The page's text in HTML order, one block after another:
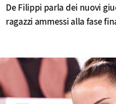
De Filippi parla dei nuovi
ragazzi ammessi alla fase